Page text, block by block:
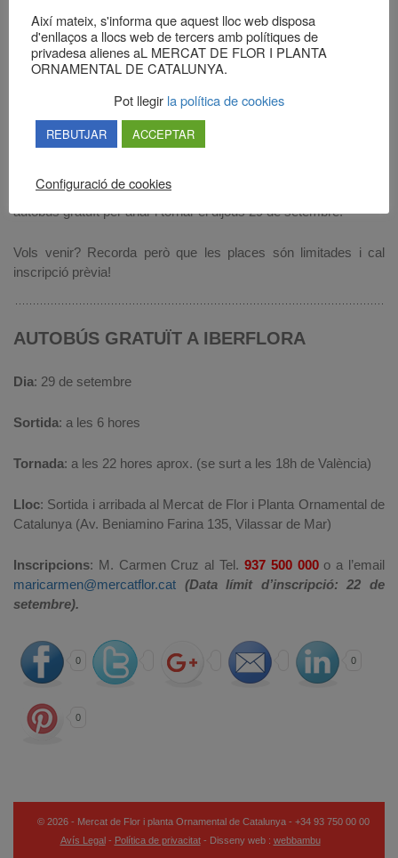
Es troba ubicat al Pavelló 3 del Nivell 3, a la zona que
compartirem amb d’altres empreses i associacions catalanes.
INVITACIÓ
amb l’Associació de Viveristes de Barcelona, ha organitzat un
autobús gratuït per anar i tornar el dijous 29 de setembre.
Vols venir? Recorda però que les places són limitades i cal
inscripció prèvia!
AUTOBÚS GRATUÏT A IBERFLORA
Dia: 29 de setembre
Sortida: a les 6 hores
Tornada: a les 22 hores aprox. (se surt a les 18h de València)
Lloc: Sortida i arribada al Mercat de Flor i Planta Ornamental de
Catalunya (Av. Beniamino Farina 135, Vilassar de Mar)
Inscripcions: M. Carmen Cruz al Tel. 937 500 000 o a l’email
maricarmen@mercatflor.cat (Data límit d’inscripció: 22 de
setembre).
0 0
0
© 2026 - Mercat de Flor i planta Ornamental de Catalunya - +34 93 750 00 00
Avís Legal- Política de privacitat- Disseny web : webbambu
Així mateix, s'informa que aquest lloc web disposa
d'enllaços a llocs web de tercers amb polítiques de
privadesa alienes aL MERCAT DE FLOR I PLANTA
ORNAMENTAL DE CATALUNYA.
Pot llegir la política de cookies
REBUTJAR ACCEPTAR
Configuració de cookies